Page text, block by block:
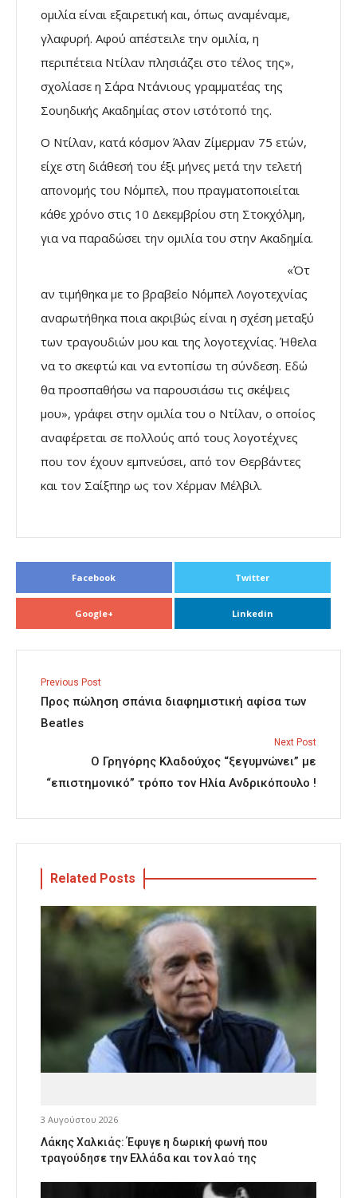
ομιλία είναι εξαιρετική και, όπως αναμέναμε,
γλαφυρή. Αφού απέστειλε την ομιλία, η
περιπέτεια Ντίλαν πλησιάζει στο τέλος της»,
σχολίασε η Σάρα Ντάνιους γραμματέας της
Σουηδικής Ακαδημίας στον ιστότοπό της.
Ο Ντίλαν, κατά κόσμον Άλαν Ζίμερμαν 75 ετών,
είχε στη διάθεσή του έξι μήνες μετά την τελετή
απονομής του Νόμπελ, που πραγματοποιείται
κάθε χρόνο στις 10 Δεκεμβρίου στη Στοκχόλμη,
για να παραδώσει την ομιλία του στην Ακαδημία.
«Ότ
αν τιμήθηκα με το βραβείο Νόμπελ Λογοτεχνίας
αναρωτήθηκα ποια ακριβώς είναι η σχέση μεταξύ
των τραγουδιών μου και της λογοτεχνίας. Ήθελα
να το σκεφτώ και να εντοπίσω τη σύνδεση. Εδώ
θα προσπαθήσω να παρουσιάσω τις σκέψεις
μου», γράφει στην ομιλία του ο Ντίλαν, ο οποίος
αναφέρεται σε πολλούς από τους λογοτέχνες
που τον έχουν εμπνεύσει, από τον Θερβάντες
και τον Σαίξπηρ ως τον Χέρμαν Μέλβιλ.
Facebook Twitter
Google+ Linkedin
Previous Post
Προς πώληση σπάνια διαφημιστική αφίσα των
Beatles
Next Post
Ο Γρηγόρης Κλαδούχος “ξεγυμνώνει” με
“επιστημονικό” τρόπο τον Ηλία Ανδρικόπουλο !
Related Posts
3 Αυγούστου 2026
Λάκης Χαλκιάς: Έφυγε η δωρική φωνή που
τραγούδησε την Ελλάδα και τον λαό της